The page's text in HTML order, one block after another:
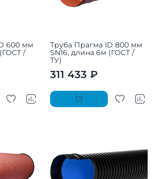
600 мм
/
Труба Прагма ID 800 мм
SN16, длина 6м (ГОСТ /
ТУ)
311 433 ₽